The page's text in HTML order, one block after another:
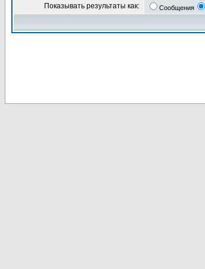
Показывать результаты как: Сообщения